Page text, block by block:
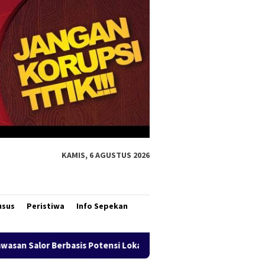
KAMIS, 6 AGUSTUS 2026
Peristiwa Info Sepekan
Lokal Bank Mandiri Region XII Hadirkan Livin’